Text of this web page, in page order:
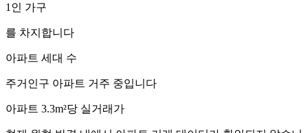
1인 가구
를 차지합니다
아파트 세대 수
주거인구 아파트 거주 중입니다
아파트 3.3m²당 실거래가